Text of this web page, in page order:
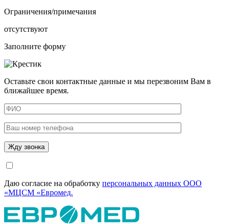
Ограничения/примечания
отсутствуют
Заполните форму
Оставьте свои контактные данные и мы перезвоним Вам в
ближайшее время.
Даю согласие на обработку персональных данных ООО
«МЦСМ «Евромед.